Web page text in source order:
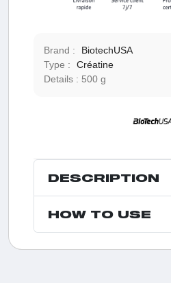
Brand :
BiotechUSA
Type :
Créatine
Details :
500 g
DESCRIPTION
HOW TO USE